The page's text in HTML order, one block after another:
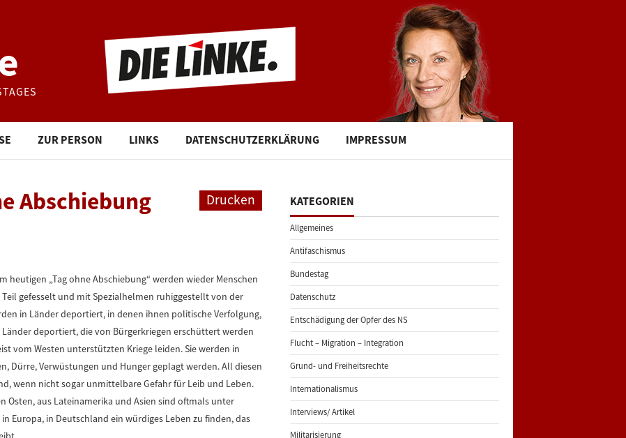
ZUR PERSON LINKS DATENSCHUTZERKLÄRUNG IMPRESSUM
Drucken
Abschiebung
heutigen „Tag ohne Abschiebung“ werden wieder Menschen
gefesselt und mit Spezialhelmen ruhiggestellt von der
in Länder deportiert, in denen ihnen politische Verfolgung,
deportiert, die von Bürgerkriegen erschüttert werden
vom Westen unterstützten Kriege leiden. Sie werden in
Dürre, Verwüstungen und Hunger geplagt werden. All diesen
wenn nicht sogar unmittelbare Gefahr für Leib und Leben.
Osten, aus Lateinamerika und Asien sind oftmals unter
Europa, in Deutschland ein würdiges Leben zu finden, das
KATEGORIEN
Allgemeines
Antifaschismus
Bundestag
Datenschutz
Entschädigung der Opfer des NS
Flucht – Migration – Integration
Grund- und Freiheitsrechte
Internationalismus
Interviews/ Artikel
Militarisierung